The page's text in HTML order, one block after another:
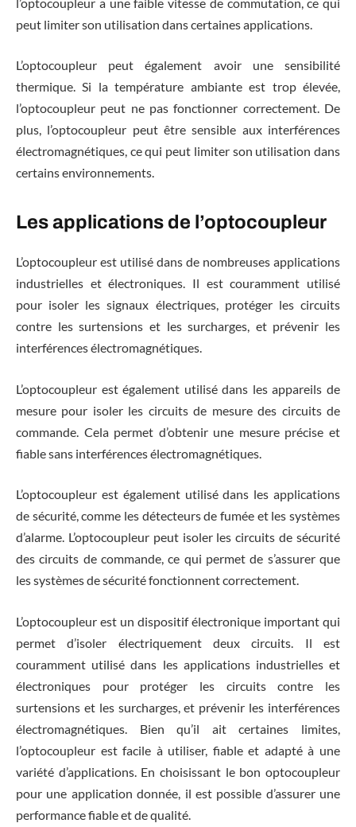
peut limiter son utilisation dans certaines applications.
L’optocoupleur peut également avoir une sensibilité
thermique. Si la température ambiante est trop élevée,
l’optocoupleur peut ne pas fonctionner correctement. De
plus, l’optocoupleur peut être sensible aux interférences
électromagnétiques, ce qui peut limiter son utilisation dans
certains environnements.
Les applications de l’optocoupleur
L’optocoupleur est utilisé dans de nombreuses applications
industrielles et électroniques. Il est couramment utilisé
pour isoler les signaux électriques, protéger les circuits
contre les surtensions et les surcharges, et prévenir les
interférences électromagnétiques.
L’optocoupleur est également utilisé dans les appareils de
mesure pour isoler les circuits de mesure des circuits de
commande. Cela permet d’obtenir une mesure précise et
fiable sans interférences électromagnétiques.
L’optocoupleur est également utilisé dans les applications
de sécurité, comme les détecteurs de fumée et les systèmes
d’alarme. L’optocoupleur peut isoler les circuits de sécurité
des circuits de commande, ce qui permet de s’assurer que
les systèmes de sécurité fonctionnent correctement.
L’optocoupleur est un dispositif électronique important qui
permet d’isoler électriquement deux circuits. Il est
couramment utilisé dans les applications industrielles et
électroniques pour protéger les circuits contre les
surtensions et les surcharges, et prévenir les interférences
électromagnétiques. Bien qu’il ait certaines limites,
l’optocoupleur est facile à utiliser, fiable et adapté à une
variété d’applications. En choisissant le bon optocoupleur
pour une application donnée, il est possible d’assurer une
performance fiable et de qualité.